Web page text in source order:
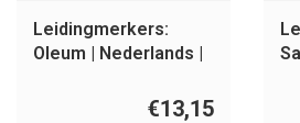
Leidingmerkers:
Oleum | Nederlands |
€13,15